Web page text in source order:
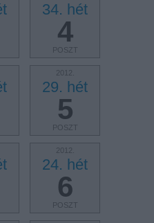
34. hét
4
POSZT
2012.
29. hét
5
POSZT
2012.
24. hét
6
POSZT